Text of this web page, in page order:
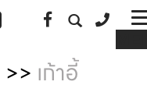
>> เก้าอี้